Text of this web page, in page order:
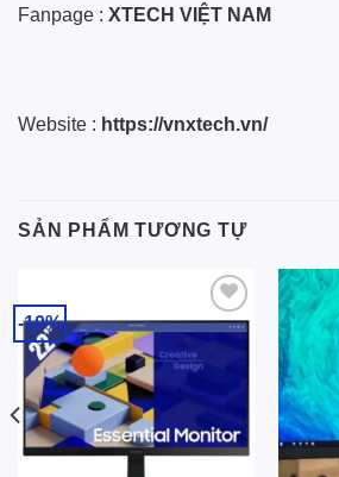
Fanpage : XTECH VIỆT NAM
Website : https://vnxtech.vn/
SẢN PHẨM TƯƠNG TỰ
-10%
Add to